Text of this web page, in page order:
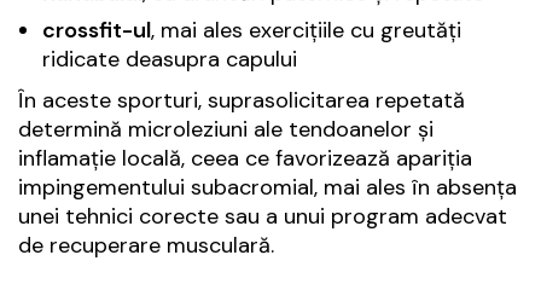
crossfit-ul, mai ales exercițiile cu greutăți
ridicate deasupra capului
În aceste sporturi, suprasolicitarea repetată
determină microleziuni ale tendoanelor și
inflamație locală, ceea ce favorizează apariția
impingementului subacromial, mai ales în absența
unei tehnici corecte sau a unui program adecvat
de recuperare musculară.